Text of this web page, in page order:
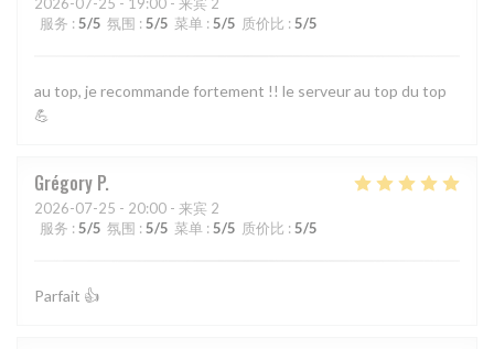
服务 : 5/5 氛围 : 5/5 菜单 : 5/5 质价比 : 5/5
au top, je recommande fortement !! le serveur au top du top
💪
Grégory P
2026-07-25 - 20:00 - 来宾 2
服务 : 5/5 氛围 : 5/5 菜单 : 5/5 质价比 : 5/5
Parfait 👍